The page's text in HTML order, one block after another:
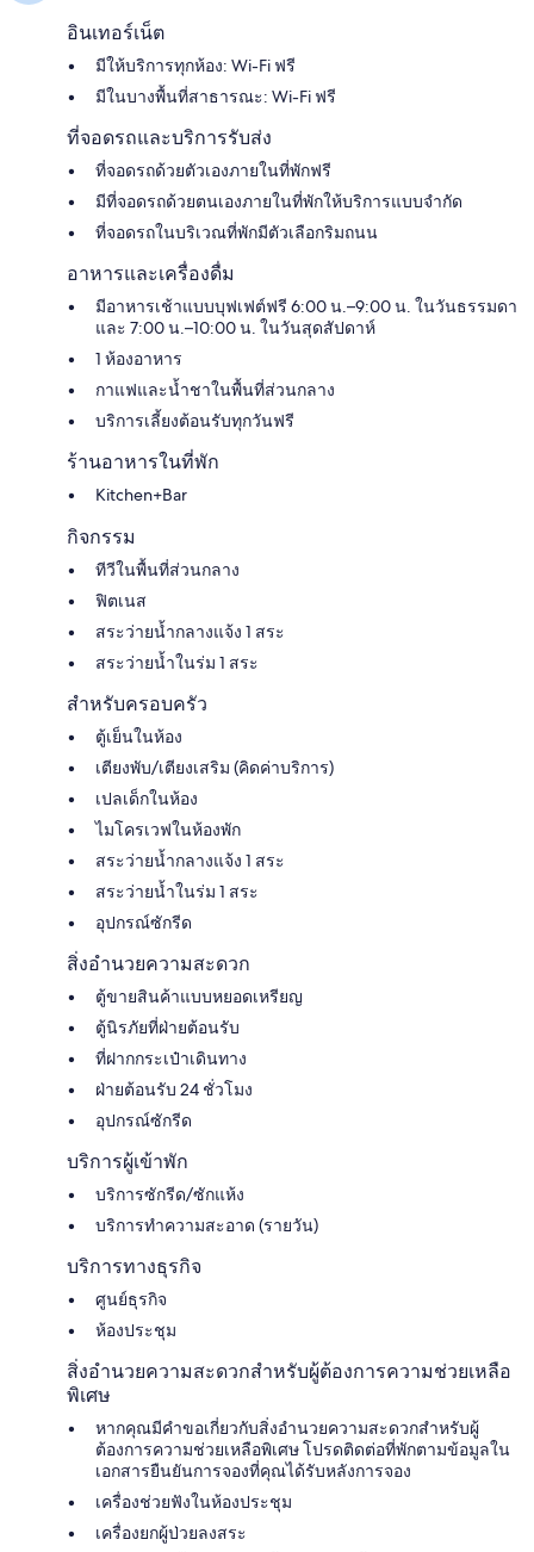
อินเทอร์เน็ต
มีให้บริการทุกห้อง: Wi-Fi ฟรี
มีในบางพื้นที่สาธารณะ: Wi-Fi ฟรี
ที่จอดรถและบริการรับส่ง
ที่จอดรถด้วยตัวเองภายในที่พักฟรี
มีที่จอดรถด้วยตนเองภายในที่พักให้บริการแบบจำกัด
ที่จอดรถในบริเวณที่พักมีตัวเลือกริมถนน
อาหารและเครื่องดื่ม
มีอาหารเช้าแบบบุฟเฟต์ฟรี 6:00 น.–9:00 น. ในวันธรรมดา
และ 7:00 น.–10:00 น. ในวันสุดสัปดาห์
1 ห้องอาหาร
กาแฟและน้ำชาในพื้นที่ส่วนกลาง
บริการเลี้ยงต้อนรับทุกวันฟรี
ร้านอาหารในที่พัก
Kitchen+Bar
กิจกรรม
ทีวีในพื้นที่ส่วนกลาง
ฟิตเนส
สระว่ายน้ำกลางแจ้ง 1 สระ
สระว่ายน้ำในร่ม 1 สระ
สำหรับครอบครัว
ตู้เย็นในห้อง
เตียงพับ/เตียงเสริม (คิดค่าบริการ)
เปลเด็กในห้อง
ไมโครเวฟในห้องพัก
สระว่ายน้ำกลางแจ้ง 1 สระ
สระว่ายน้ำในร่ม 1 สระ
อุปกรณ์ซักรีด
สิ่งอำนวยความสะดวก
ตู้ขายสินค้าแบบหยอดเหรียญ
ตู้นิรภัยที่ฝ่ายต้อนรับ
ที่ฝากกระเป๋าเดินทาง
ฝ่ายต้อนรับ 24 ชั่วโมง
อุปกรณ์ซักรีด
บริการผู้เข้าพัก
บริการซักรีด/ซักแห้ง
บริการทำความสะอาด (รายวัน)
บริการทางธุรกิจ
ศูนย์ธุรกิจ
ห้องประชุม
สิ่งอำนวยความสะดวกสำหรับผู้ต้องการความช่วยเหลือ
พิเศษ
หากคุณมีคำขอเกี่ยวกับสิ่งอำนวยความสะดวกสำหรับผู้
ต้องการความช่วยเหลือพิเศษ โปรดติดต่อที่พักตามข้อมูลใน
เอกสารยืนยันการจองที่คุณได้รับหลังการจอง
เครื่องช่วยฟังในห้องประชุม
เครื่องยกผู้ป่วยลงสระ